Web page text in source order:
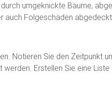
umgeknickte Bäume,
auch Folgeschäden
Notieren Sie den Zeitpunkt
Erstellen Sie eine